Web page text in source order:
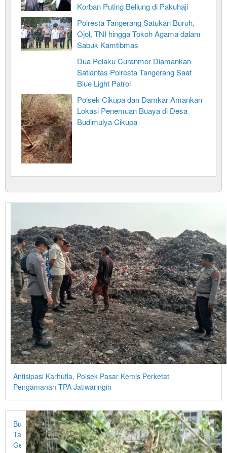
Korban Puting Beliung di Pakuhaji
Polresta Tangerang Satukan Buruh,
Ojol, TNI hingga Tokoh Agama dalam
Sabuk Kamtibmas
Dua Pelaku Curanmor Diamankan
Satlantas Polresta Tangerang Saat
Blue Light Patrol
Polsek Cikupa dan Damkar Amankan
Lokasi Penemuan Buaya di Desa
Budimulya Cikupa
Antisipasi Karhutla, Polsek Pasar Kemis Perketat
Pengamanan TPA Jatiwaringin
Bupati
Tangerang
Gerak